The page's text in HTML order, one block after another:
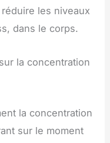
les niveaux
dans le corps.
la concentration
la concentration
sur le moment